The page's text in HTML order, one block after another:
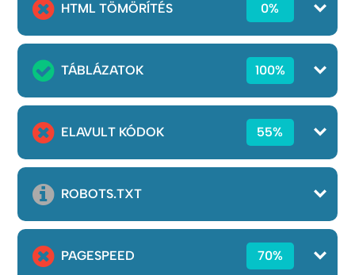
HTML TÖMÖRÍTÉS 0%
TÁBLÁZATOK 100%
ELAVULT KÓDOK 55%
ROBOTS.TXT
PAGESPEED 70%